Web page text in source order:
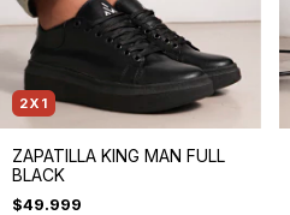
2X1
ZAPATILLA KING MAN FULL
BLACK
$49.999